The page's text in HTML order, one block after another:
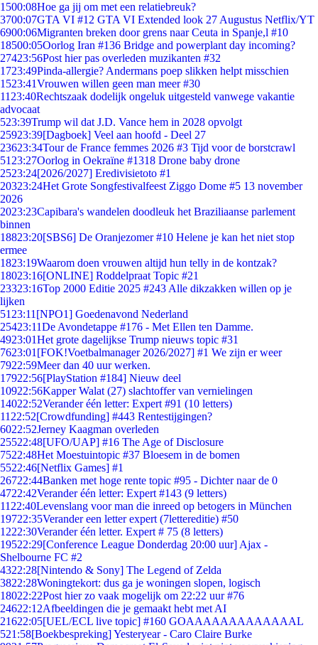
1500:08Hoe ga jij om met een relatiebreuk?
3700:07GTA VI #12 GTA VI Extended look 27 Augustus Netflix/YT
6900:06Migranten breken door grens naar Ceuta in Spanje,l #10
18500:05Oorlog Iran #136 Bridge and powerplant day incoming?
27423:56Post hier pas overleden muzikanten #32
1723:49Pinda-allergie? Andermans poep slikken helpt misschien
1523:41Vrouwen willen geen man meer #30
11 23:40Rechtszaak dodelijk ongeluk uitgesteld vanwege vakantie
advocaat
523:39Trump wil dat J.D. Vance hem in 2028 opvolgt
25923:39[Dagboek] Veel aan hoofd - Deel 27
23623:34Tour de France femmes 2026 #3 Tijd voor de borstcrawl
51 23:27Oorlog in Oekraïne #1318 Drone baby drone
2523:24[2026/2027] Eredivisietoto #1
20323:24Het Grote Songfestivalfeest Ziggo Dome #5 13 november
2026
2023:23Capibara's wandelen doodleuk het Braziliaanse parlement
binnen
18823:20[SBS6] De Oranjezomer #10 Helene je kan het niet stop
ermee
1823:19Waarom doen vrouwen altijd hun telly in de kontzak?
18023:16[ONLINE] Roddelpraat Topic #21
23323:16Top 2000 Editie 2025 #243 Alle dikzakken willen op je
lijken
51 23:11 [NPO1] Goedenavond Nederland
25423:11De Avondetappe #176 - Met Ellen ten Damme.
4923:01Het grote dagelijkse Trump nieuws topic #31
7623:01 [FOK!Voetbalmanager 2026/2027] #1 We zijn er weer
7922:59Meer dan 40 uur werken.
17922:56[PlayStation #184] Nieuw deel
10922:56Kapper Walat (27) slachtoffer van vernielingen
14022:52Verander één letter: Expert #91 (10 letters)
11 22:52[Crowdfunding] #443 Rentestijgingen?
6022:52Jerney Kaagman overleden
25522:48[UFO/UAP] #16 The Age of Disclosure
7522:48Het Moestuintopic #37 Bloesem in de bomen
5522:46[Netflix Games] #1
26722:44Banken met hoge rente topic #95 - Dichter naar de 0
4722:42Verander één letter: Expert #143 (9 letters)
11 22:40Levenslang voor man die inreed op betogers in München
19722:35Verander een letter expert (7lettereditie) #50
1222:30Verander één letter. Expert # 75 (8 letters)
19522:29[Conference League Donderdag 20:00 uur] Ajax -
Shelbourne FC #2
4322:28[Nintendo & Sony] The Legend of Zelda
3822:28Woningtekort: dus ga je woningen slopen, logisch
18022:22Post hier zo vaak mogelijk om 22:22 uur #76
24622:12Afbeeldingen die je gemaakt hebt met AI
21622:05[UEL/ECL live topic] #160 GOAAAAAAAAAAAAAL
521:58[Boekbespreking] Yesteryear - Caro Claire Burke